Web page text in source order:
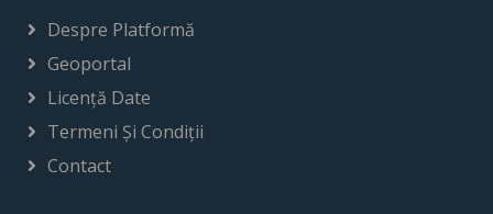
Despre Platformă
Geoportal
Licență Date
Termeni Și Condiții
Contact